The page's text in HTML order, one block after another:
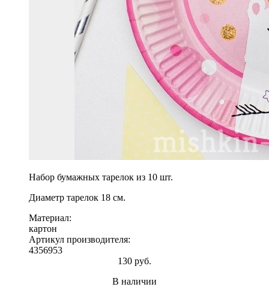
Набор бумажных тарелок из 10 шт.
Диаметр тарелок 18 см.
Материал:
картон
Артикул производителя:
4356953
130 руб.
В наличии